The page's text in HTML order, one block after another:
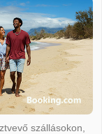
szállásokon,